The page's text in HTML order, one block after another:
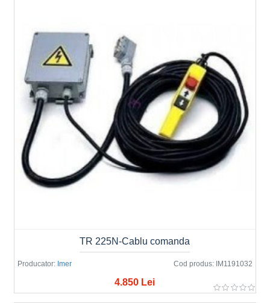
Producator: Imer Cod produs: IM1191032
TR 225N-Cablu comanda
4.850 Lei